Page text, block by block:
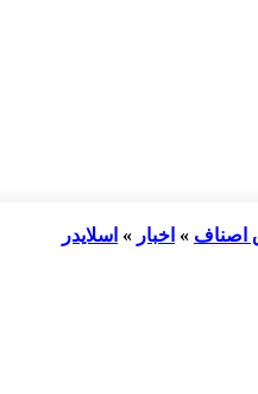
اصناف » اخبار » اسلایدر